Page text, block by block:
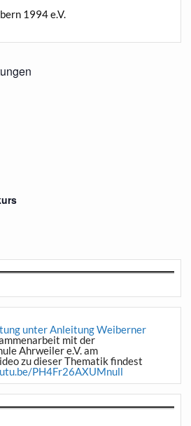
1994 e.V.
unter Anleitung Weiberner
mit der
Ahrweiler e.V. am
zu dieser Thematik findest
PH4Fr26AXUMnull